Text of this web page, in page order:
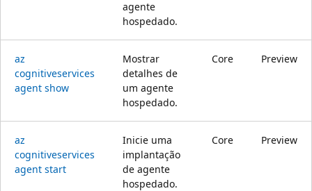
agente
hospedado.
az
cognitiveservices
agent show
Mostrar
detalhes de
um agente
hospedado.
Core Preview
az
cognitiveservices
agent start
Inicie uma
implantação
de agente
hospedado.
Core Preview